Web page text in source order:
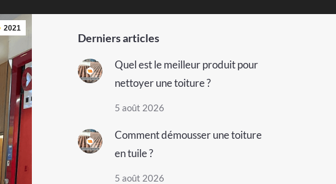
2021
Derniers articles
Quel est le meilleur produit pour
nettoyer une toiture ?
5 août 2026
Comment démousser une toiture
en tuile ?
5 août 2026